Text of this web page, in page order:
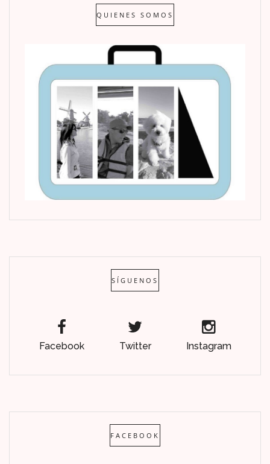
QUIENES SOMOS
SÍGUENOS
Facebook Twitter Instagram
FACEBOOK